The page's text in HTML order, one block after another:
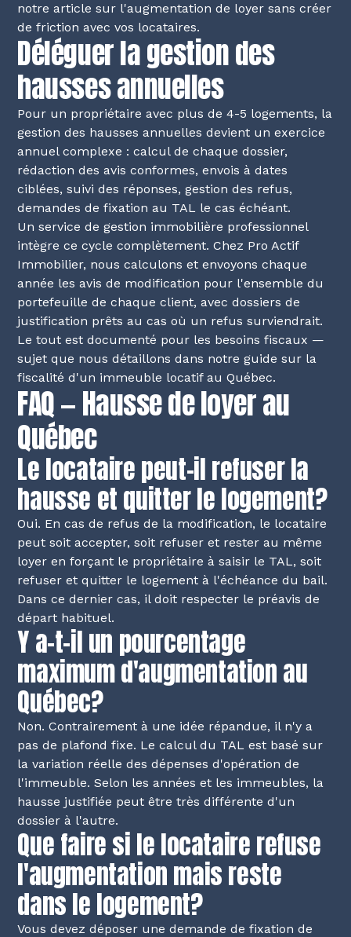
notre article sur l'augmentation de loyer sans créer
de friction avec vos locataires.
Déléguer la gestion des
hausses annuelles
Pour un propriétaire avec plus de 4-5 logements, la
gestion des hausses annuelles devient un exercice
annuel complexe : calcul de chaque dossier,
rédaction des avis conformes, envois à dates
ciblées, suivi des réponses, gestion des refus,
demandes de fixation au TAL le cas échéant.
Un service de gestion immobilière professionnel
intègre ce cycle complètement. Chez Pro Actif
Immobilier, nous calculons et envoyons chaque
année les avis de modification pour l'ensemble du
portefeuille de chaque client, avec dossiers de
justification prêts au cas où un refus surviendrait.
Le tout est documenté pour les besoins fiscaux —
sujet que nous détaillons dans notreguide sur la
fiscalité d'un immeuble locatif au Québec.
FAQ — Hausse de loyer au
Québec
Le locataire peut-il refuser la
hausse et quitter le logement?
Oui. En cas de refus de la modification, le locataire
peut soit accepter, soit refuser et rester au même
loyer en forçant le propriétaire à saisir le TAL, soit
refuser et quitter le logement à l'échéance du bail.
Dans ce dernier cas, il doit respecter le préavis de
départ habituel.
Y a-t-il un pourcentage
maximum d'augmentation au
Québec?
Non. Contrairement à une idée répandue, il n'y a
pas de plafond fixe. Le calcul du TAL est basé sur
la variation réelle des dépenses d'opération de
l'immeuble. Selon les années et les immeubles, la
hausse justifiée peut être très différente d'un
dossier à l'autre.
Que faire si le locataire refuse
l'augmentation mais reste
dans le logement?
Vous devez déposer une demande de fixation de